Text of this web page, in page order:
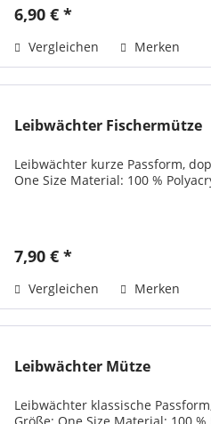
6,90 € *
Vergleichen Merken
Leibwächter Fischermütze
Leibwächter kurze Passform,
One Size Material: 100 %
7,90 € *
Vergleichen Merken
Leibwächter Mütze
Leibwächter klassische